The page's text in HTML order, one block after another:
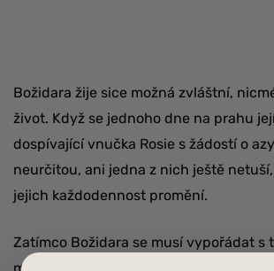
Božidara žije sice možná zvláštní,
život. Když se jednoho dne na prahu
dospívající vnučka Rosie s žádostí o
neurčitou, ani jedna z nich ještě
jejich každodennost promění.
Zatímco Božidara se musí vypořádat s